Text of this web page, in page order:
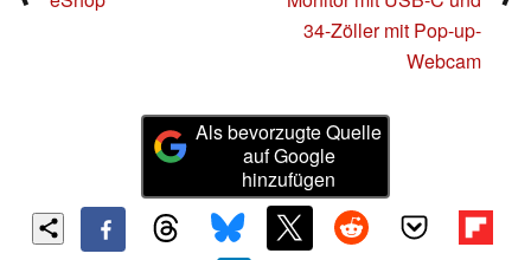
34-Zöller mit Pop-up-
Webcam
Als bevorzugte Quelle
auf Google
hinzufügen